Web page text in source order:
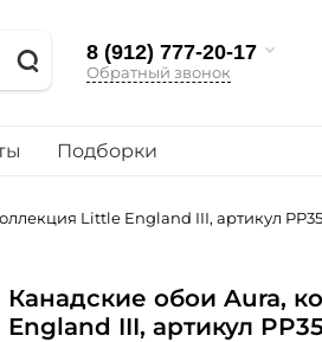
8 (912) 777-20-17
Обратный звонок
Подборки
Little England III, артикул
Канадские обои Aura,
England III, артикул